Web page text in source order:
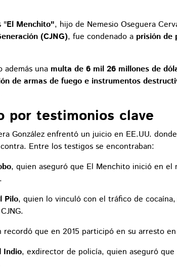
"El Menchito", hijo de Nemesio Oseguera
(CJNG), fue condenado a prisión de
además una multa de 6 mil 26 millones de
de armas de fuego e instrumentos
por testimonios clave
González enfrentó un juicio en EE.UU. donde
Entre los testigos se encontraban:
, quien aseguró que El Menchito inició en el
Pilo, quien lo vinculó con el tráfico de
recordó que en 2015 participó en su arresto
Indio, exdirector de policía, quien aseguró que